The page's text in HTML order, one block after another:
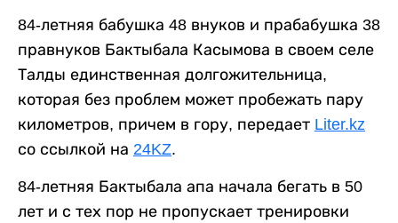
84-летняя бабушка 48 внуков и прабабушка 38
правнуков Бактыбала Касымова в своем селе
Талды единственная долгожительница,
которая без проблем может пробежать пару
километров, причем в гору, передает Liter.kz
со ссылкой на 24KZ.
84-летняя Бактыбала апа начала бегать в 50
лет и с тех пор не пропускает тренировки